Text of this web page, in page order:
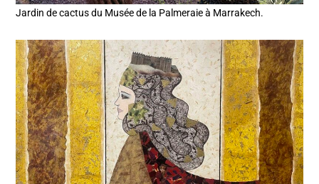
Jardin de cactus du Musée de la Palmeraie à Marrakech.